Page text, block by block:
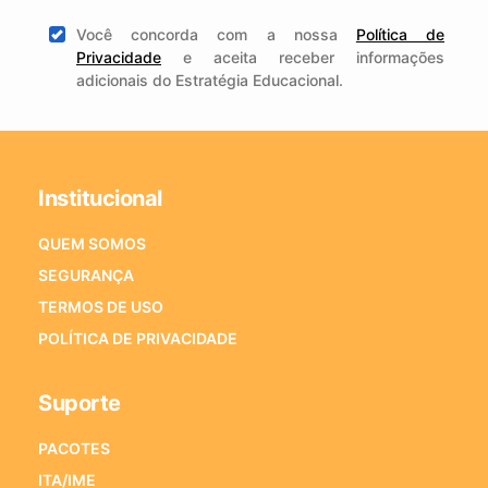
Você concorda com a nossa Política de
Privacidade e aceita receber informações
adicionais do Estratégia Educacional.
Institucional
QUEM SOMOS
SEGURANÇA
TERMOS DE USO
POLÍTICA DE PRIVACIDADE
Suporte
PACOTES
ITA/IME